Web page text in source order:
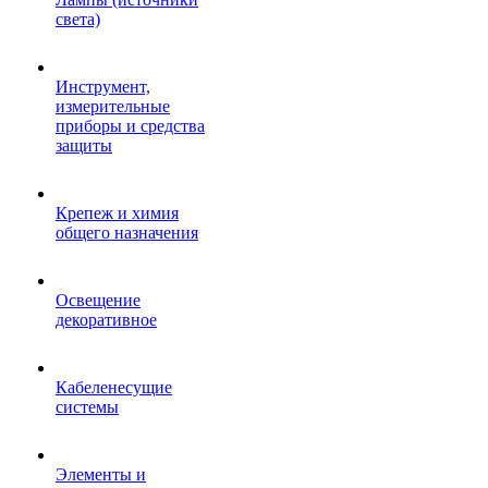
света)
Инструмент,
измерительные
приборы и средства
защиты
Крепеж и химия
общего назначения
Освещение
декоративное
Кабеленесущие
системы
Элементы и